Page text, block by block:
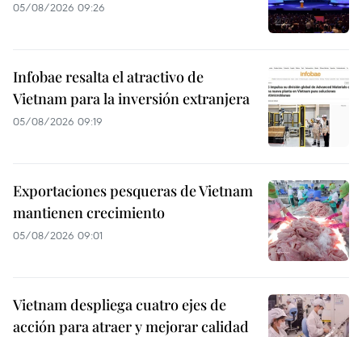
05/08/2026 09:26
Infobae resalta el atractivo de
Vietnam para la inversión extranjera
05/08/2026 09:19
Exportaciones pesqueras de Vietnam
mantienen crecimiento
05/08/2026 09:01
Vietnam despliega cuatro ejes de
acción para atraer y mejorar calidad